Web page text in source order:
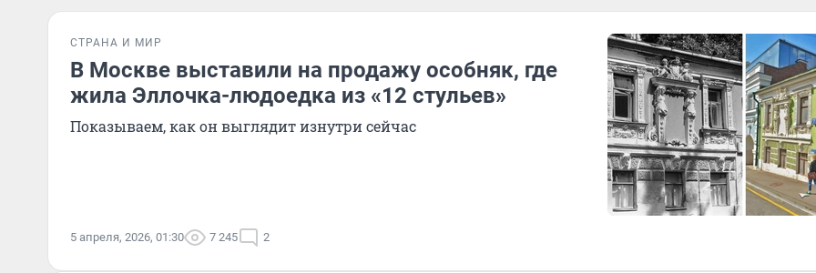
СТРАНА И МИР
В Москве выставили на продажу особняк, где
жила Эллочка-людоедка из «12 стульев»
Показываем, как он выглядит изнутри сейчас
5 апреля, 2026, 01:30 7 245 2